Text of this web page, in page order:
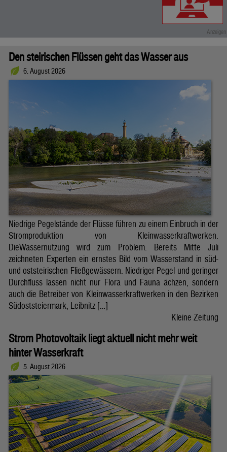
Den steirischen Flüssen geht das Wasser aus
6. August 2026
Niedrige Pegelstände der Flüsse führen zu einem Einbruch in der
Stromproduktion von Kleinwasserkraftwerken.
DieWassernutzung wird zum Problem. Bereits Mitte Juli
zeichneten Experten ein ernstes Bild vom Wasserstand in süd-
und oststeirischen Fließgewässern. Niedriger Pegel und geringer
Durchfluss lassen nicht nur Flora und Fauna ächzen, sondern
auch die Betreiber von Kleinwasserkraftwerken in den Bezirken
Südoststeiermark, Leibnitz […]
Kleine Zeitung
Strom Photovoltaik liegt aktuell nicht mehr weit
hinter Wasserkraft
5. August 2026